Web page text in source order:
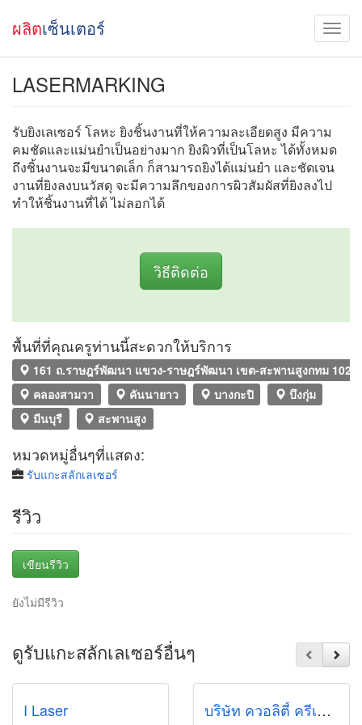
ผลิตเซ็นเตอร์
LASERMARKING
รับยิงเลเซอร์ โลหะ ยิงชิ้นงานที่ให้ความละเอียดสูง มีความ
คมชัดและแม่นยำเป็นอย่างมาก ยิงผิวที่เป็นโลหะ ได้ทั้งหมด
ถึงชิ้นงานจะมีขนาดเล็ก ก็สามารถยิงได้แม่นยำ และชัดเจน
งานที่ยิงลงบนวัสดุ จะมีความลึกของการผิวสัมผัสที่ยิงลงไป
ทำให้ชิ้นงานที่ได้ ไม่ลอกได้
วิธีติดต่อ
พื้นที่ที่คุณครูท่านนี้สะดวกให้บริการ
161 ถ.ราษฎร์พัฒนา แขวง-ราษฎร์พัฒนา เขต-สะพานสูงกทม
คลองสามวา
คันนายาว บางกะปิ
บึงกุ่ม
มีนบุรี
สะพานสูง
หมวดหมู่อื่นๆที่แสดง:
รับแกะสลักเลเซอร์
รีวิว
เขียนรีวิว
ยังไม่มีรีวิว
ดูรับแกะสลักเลเซอร์อื่นๆ
I Laser บริษัท ควอลิตี้ ครีเอชั่น จำกัด